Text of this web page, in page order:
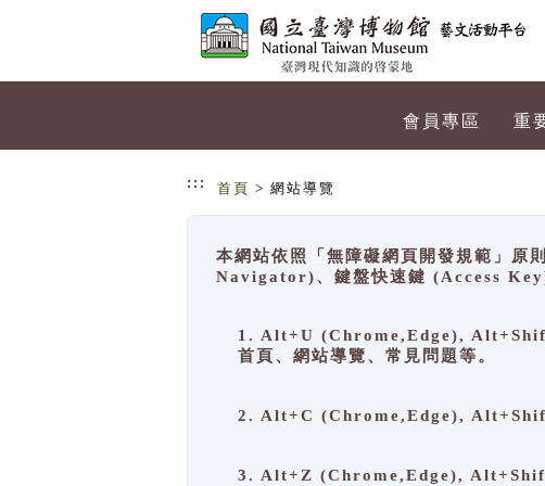
會員專區 重
::: 首頁 > 網站導覽
本網站依照「無障礙網頁開發規範」
Navigator)、鍵盤快速鍵 (Access Key)
1. Alt+U (Chrome,Edge),
首頁、網站導覽、常見問題等。
2. Alt+C (Chrome,Edge),
3. Alt+Z (Chrome,Edge),